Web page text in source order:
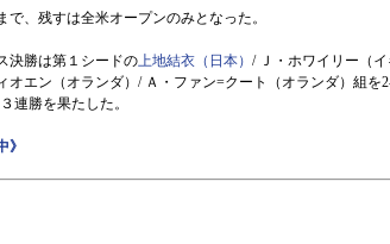
、残すは全米オープンのみとなった。
決勝は第１シードの上地結衣（日本） / Ｊ・ホワイリー（イ
オエン（オランダ）/ Ａ・ファン=クート（オランダ）組を
連勝を果たした。
》